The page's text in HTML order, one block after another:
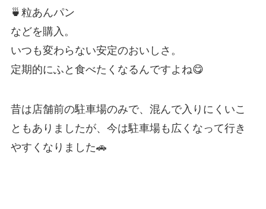
🍵粒あんパン
などを購入。
いつも変わらない安定のおいしさ。
定期的にふと食べたくなるんですよね😋
昔は店舗前の駐車場のみで、混んで入りにくいこ
ともありましたが、今は駐車場も広くなって行き
やすくなりました🚗